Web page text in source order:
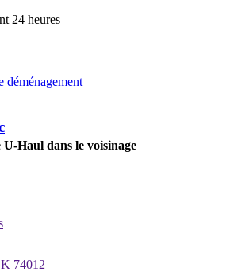
24 heures
déménagement
U-Haul dans le voisinage
74012